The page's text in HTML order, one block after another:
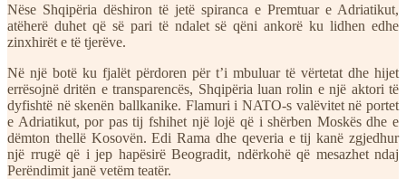
Nëse Shqipëria dëshiron të jetë spiranca e Premtuar e Adriatikut,
atëherë duhet që së pari të ndalet së qëni ankorë ku lidhen edhe
zinxhirët e të tjerëve.
Në një botë ku fjalët përdoren për t’i mbuluar të vërtetat dhe hijet
errësojnë dritën e transparencës, Shqipëria luan rolin e një aktori të
dyfishtë në skenën ballkanike. Flamuri i NATO-s valëvitet në portet
e Adriatikut, por pas tij fshihet një lojë që i shërben Moskës dhe e
dëmton thellë Kosovën. Edi Rama dhe qeveria e tij kanë zgjedhur
një rrugë që i jep hapësirë Beogradit, ndërkohë që mesazhet ndaj
Perëndimit janë vetëm teatër.